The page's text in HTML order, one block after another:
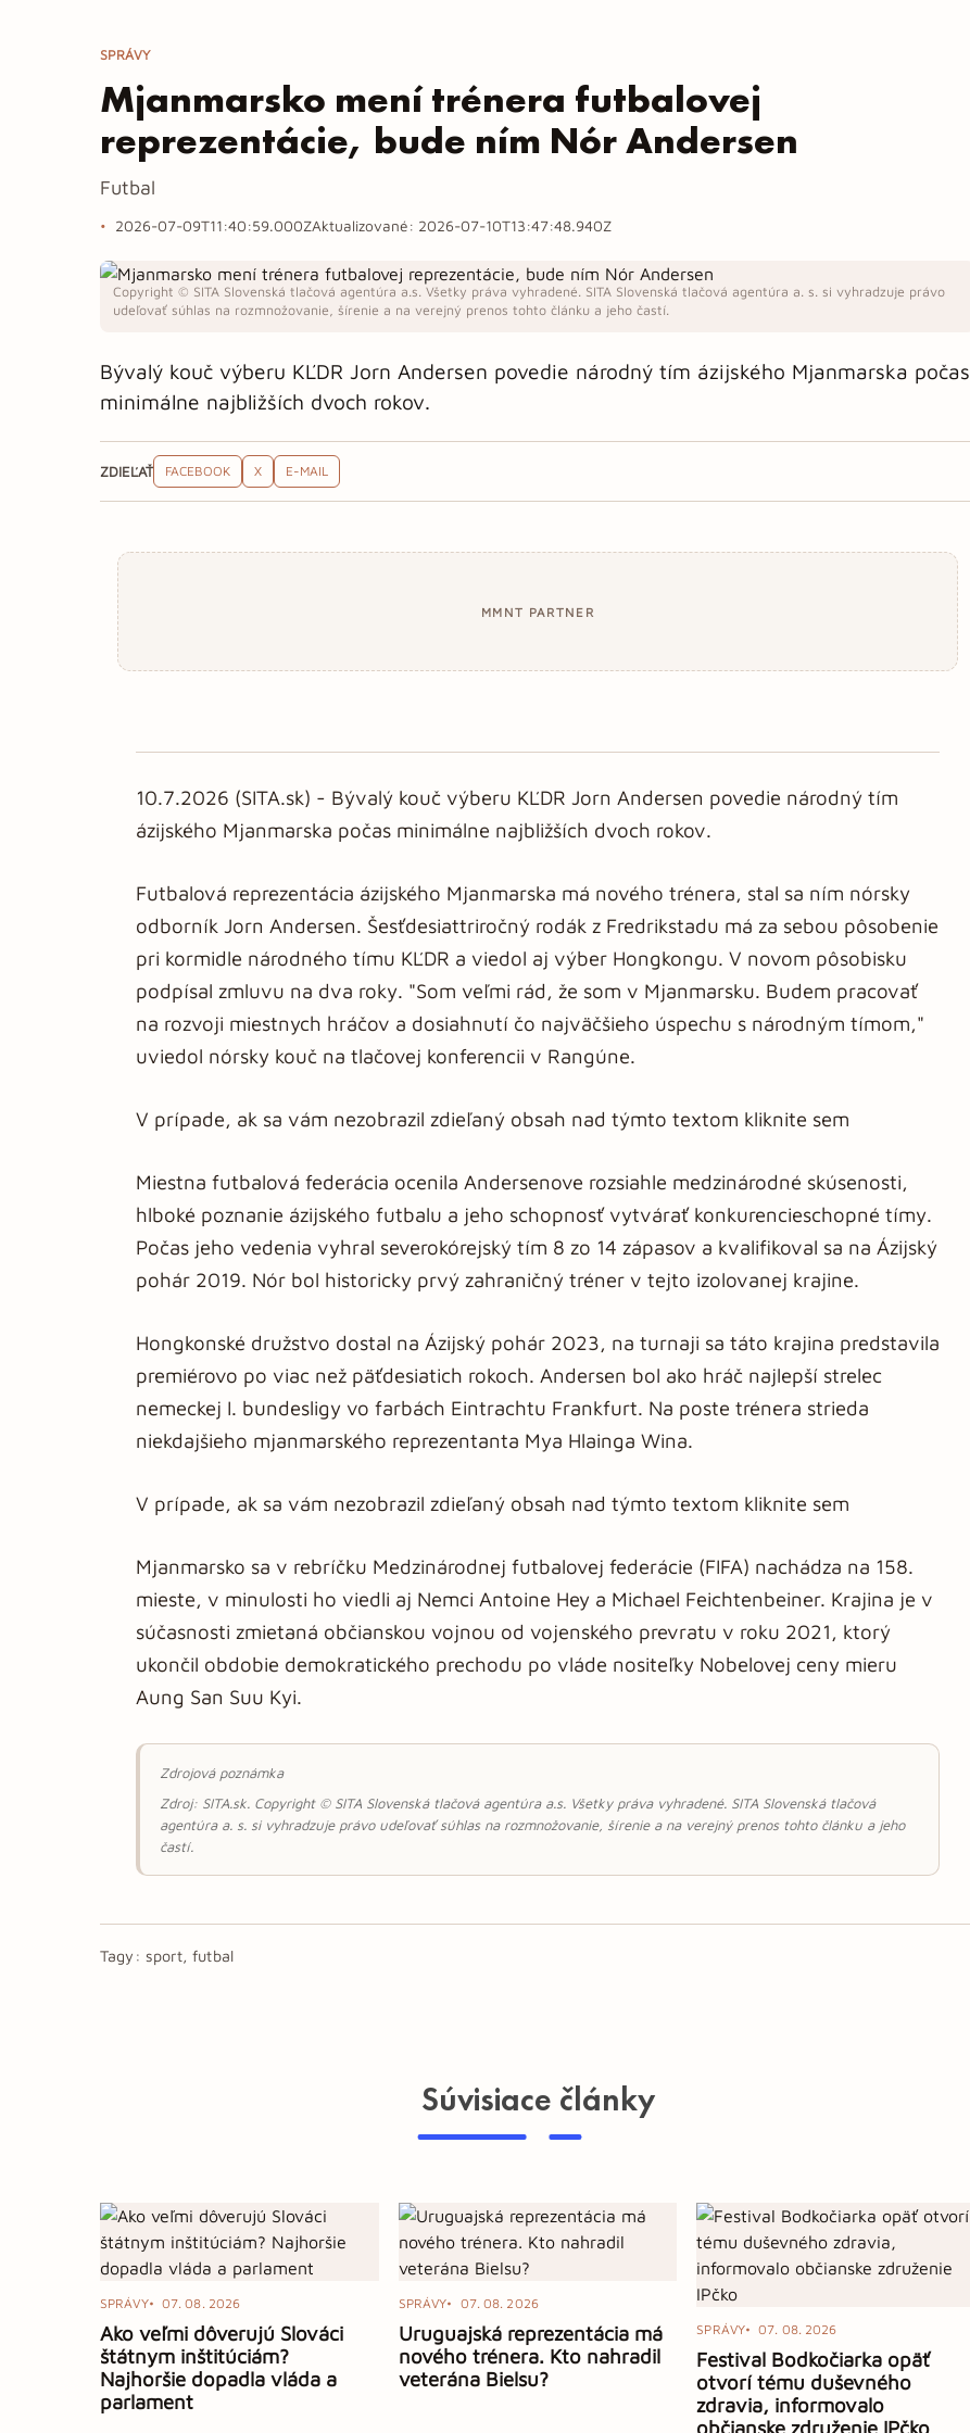
SPRÁVY
Mjanmarsko mení trénera futbalovej
reprezentácie, bude ním Nór Andersen
Futbal
2026-07-09T11:40:59.000ZAktualizované: 2026-07-10T13:47:48.940Z
Copyright © SITA Slovenská tlačová agentúra a.s. Všetky práva vyhradené. SITA Slovenská tlačová agentúra a. s. si vyhradzuje právo
udeľovať súhlas na rozmnožovanie, šírenie a na verejný prenos tohto článku a jeho častí.
Bývalý kouč výberu KĽDR Jorn Andersen povedie národný tím ázijského Mjanmarska počas
minimálne najbližších dvoch rokov.
ZDIEĽAŤ FACEBOOK X E-MAIL
MMNT PARTNER
10.7.2026 (SITA.sk) - Bývalý kouč výberu KĽDR Jorn Andersen povedie národný tím
ázijského Mjanmarska počas minimálne najbližších dvoch rokov.
Futbalová reprezentácia ázijského Mjanmarska má nového trénera, stal sa ním nórsky
odborník Jorn Andersen. Šesťdesiattriročný rodák z Fredrikstadu má za sebou pôsobenie
pri kormidle národného tímu KĽDR a viedol aj výber Hongkongu. V novom pôsobisku
podpísal zmluvu na dva roky. "Som veľmi rád, že som v Mjanmarsku. Budem pracovať
na rozvoji miestnych hráčov a dosiahnutí čo najväčšieho úspechu s národným tímom,"
uviedol nórsky kouč na tlačovej konferencii v Rangúne.
V prípade, ak sa vám nezobrazil zdieľaný obsah nad týmto textom kliknite sem
Miestna futbalová federácia ocenila Andersenove rozsiahle medzinárodné skúsenosti,
hlboké poznanie ázijského futbalu a jeho schopnosť vytvárať konkurencieschopné tímy.
Počas jeho vedenia vyhral severokórejský tím 8 zo 14 zápasov a kvalifikoval sa na Ázijský
pohár 2019. Nór bol historicky prvý zahraničný tréner v tejto izolovanej krajine.
Hongkonské družstvo dostal na Ázijský pohár 2023, na turnaji sa táto krajina predstavila
premiérovo po viac než päťdesiatich rokoch. Andersen bol ako hráč najlepší strelec
nemeckej I. bundesligy vo farbách Eintrachtu Frankfurt. Na poste trénera strieda
niekdajšieho mjanmarského reprezentanta Mya Hlainga Wina.
V prípade, ak sa vám nezobrazil zdieľaný obsah nad týmto textom kliknite sem
Mjanmarsko sa v rebríčku Medzinárodnej futbalovej federácie (FIFA) nachádza na 158.
mieste, v minulosti ho viedli aj Nemci Antoine Hey a Michael Feichtenbeiner. Krajina je v
súčasnosti zmietaná občianskou vojnou od vojenského prevratu v roku 2021, ktorý
ukončil obdobie demokratického prechodu po vláde nositeľky Nobelovej ceny mieru
Aung San Suu Kyi.
Zdrojová poznámka
Zdroj: SITA.sk. Copyright © SITA Slovenská tlačová agentúra a.s. Všetky práva vyhradené. SITA Slovenská tlačová
agentúra a. s. si vyhradzuje právo udeľovať súhlas na rozmnožovanie, šírenie a na verejný prenos tohto článku a jeho
častí.
Tagy: sport, futbal
Súvisiace články
SPRÁVY 07. 08. 2026
Ako veľmi dôverujú Slováci
štátnym inštitúciám?
Najhoršie dopadla vláda a
parlament
SPRÁVY 07. 08. 2026
Uruguajská reprezentácia má
nového trénera. Kto nahradil
veterána Bielsu?
SPRÁVY 07. 08. 2026
Festival Bodkočiarka opäť
otvorí tému duševného
zdravia, informovalo
občianske združenie IPčko